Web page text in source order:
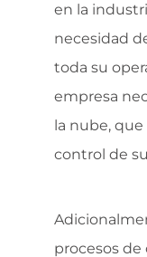
en la
necesidad
toda su
empresa
la nube,
control de
procesos